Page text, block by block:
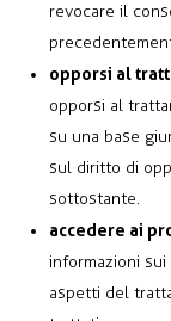
revocare il
opporsi al
opporsi al
su una base
sul diritto di
sottostante.
accedere ai
informazioni
aspetti del